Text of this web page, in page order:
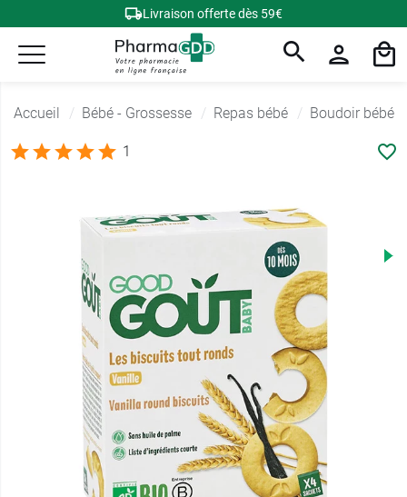
Livraison offerte dès 59€
Accueil Bébé - Grossesse Repas bébé Boudoir bébé
1